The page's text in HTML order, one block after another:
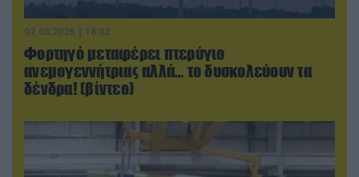
07.08.2026 | 16:02
Φορτηγό μεταφέρει πτερύγιο
ανεμογεννήτριας αλλά… το δυσκολεύουν τα
δένδρα! (βίντεο)